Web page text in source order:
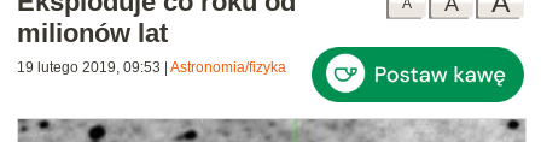
A
milionów lat
19 lutego 2019, 09:53 Astronomia/fizyka